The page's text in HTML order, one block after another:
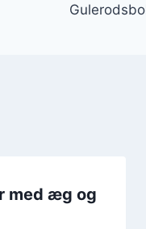
med æg og